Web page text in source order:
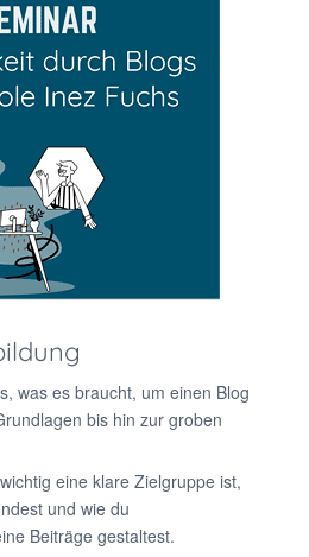
was es braucht, um einen Blog
bis hin zur groben
eine klare Zielgruppe ist,
und wie du
Beiträge gestaltest.